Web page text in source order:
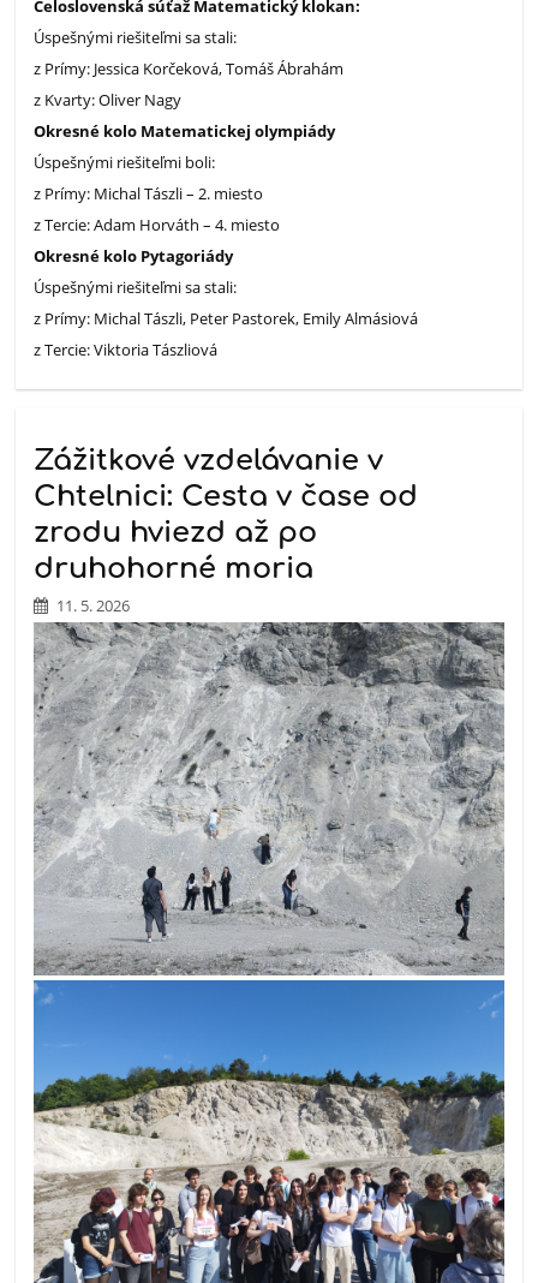
Celoslovenská súťaž Matematický klokan:
Úspešnými riešiteľmi sa stali:
z Prímy: Jessica Korčeková, Tomáš Ábrahám
z Kvarty: Oliver Nagy
Okresné kolo Matematickej olympiády
Úspešnými riešiteľmi boli:
z Prímy: Michal Tászli – 2. miesto
z Tercie: Adam Horváth – 4. miesto
Okresné kolo Pytagoriády
Úspešnými riešiteľmi sa stali:
z Prímy: Michal Tászli, Peter Pastorek, Emily Almásiová
z Tercie: Viktoria Tászliová
Zážitkové vzdelávanie v
Chtelnici: Cesta v čase od
zrodu hviezd až po
druhohorné moria
11. 5. 2026